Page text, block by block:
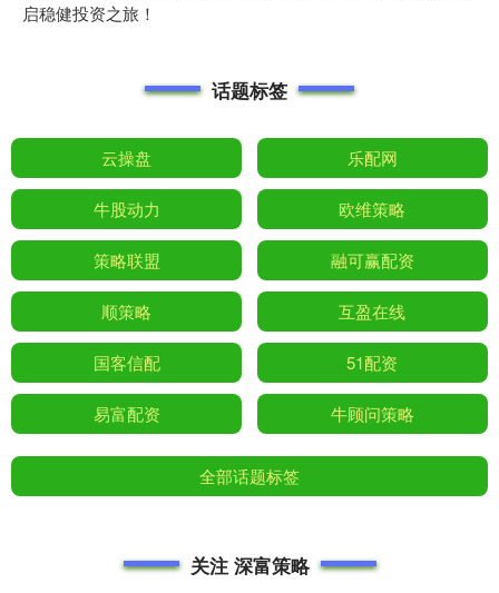
启稳健投资之旅！
话题标签
云操盘 乐配网
牛股动力 欧维策略
策略联盟 融可赢配资
顺策略 互盈在线
国客信配 51配资
易富配资 牛顾问策略
全部话题标签
关注 深富策略